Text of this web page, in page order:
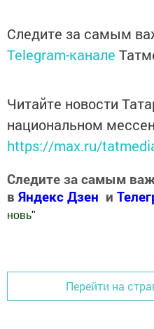
Следите за самым
Telegram-канале
Читайте новости
национальном
https://max.ru/
Следите за самым
в Яндекс Дзен и
новь"
Перейти на